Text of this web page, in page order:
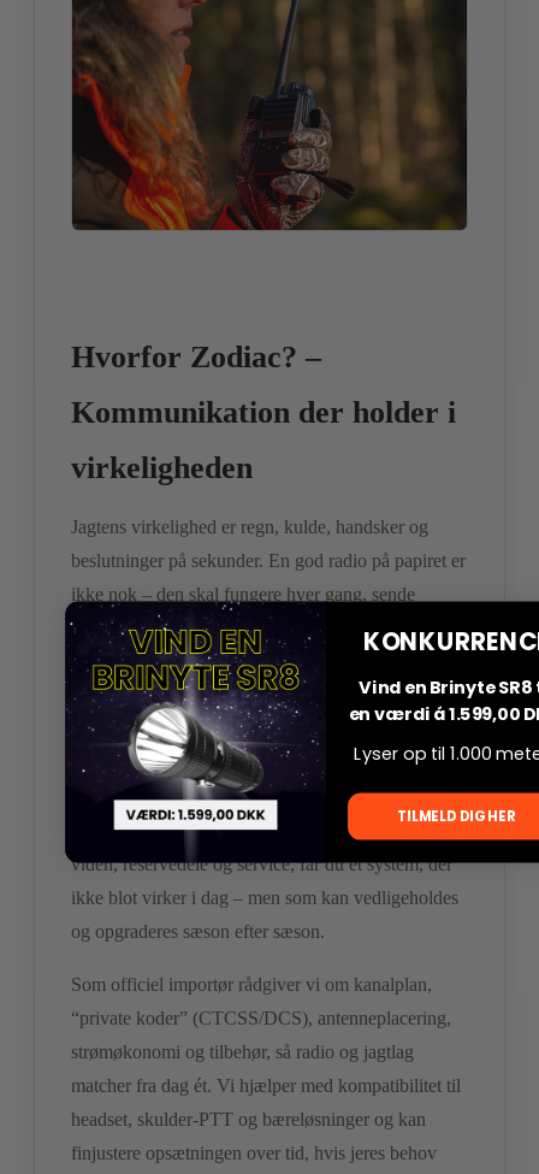
Hvorfor Zodiac? –
Kommunikation der holder i
virkeligheden
Jagtens virkelighed er regn, kulde, handsker og
beslutninger på sekunder. En god radio på papiret er
ikke nok – den skal fungere hver gang, sende
tydeligt første gang og kunne betjenes “blindt”, når
fokus er på sikkerhedsretninger og vildt i
bevægelse. Zodiachar i årtier leveret netop den
kombination: stærk modtagelse i skov/kuperet
terræn, høj taleforståelighed ved lav volumen og
kabinetter, der tåler at blive brugt. Når det
kombineres med importørens direkte adgang til
viden, reservedele og service, får du et system, der
ikke blot virker i dag – men som kan vedligeholdes
og opgraderes sæson efter sæson.
Som officiel importør rådgiver vi om kanalplan,
“private koder” (CTCSS/DCS), antenneplacering,
strømøkonomi og tilbehør, så radio og jagtlag
matcher fra dag ét. Vi hjælper med kompatibilitet til
headset, skulder-PTT og bæreløsninger og kan
finjustere opsætningen over tid, hvis jeres behov
Vind en Brinyte SR8
en værdi á 1.599,00
Lyser op til 1.000
TILMELD DIG HER